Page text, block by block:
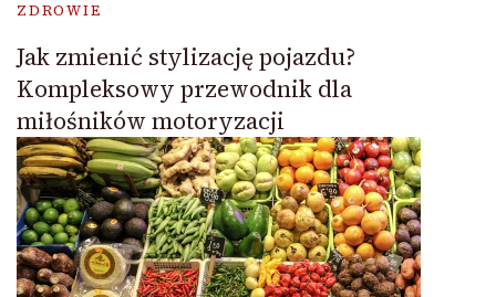
ZDROWIE
Jak zmienić stylizację pojazdu?
Kompleksowy przewodnik dla
miłośników motoryzacji